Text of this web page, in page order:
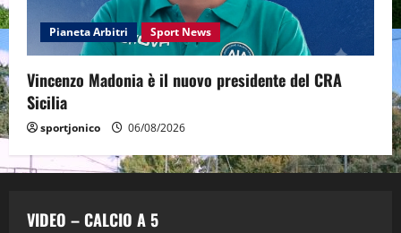
Pianeta Arbitri Sport News
Vincenzo Madonia è il nuovo presidente del CRA
Sicilia
sportjonico 06/08/2026
VIDEO – CALCIO A 5